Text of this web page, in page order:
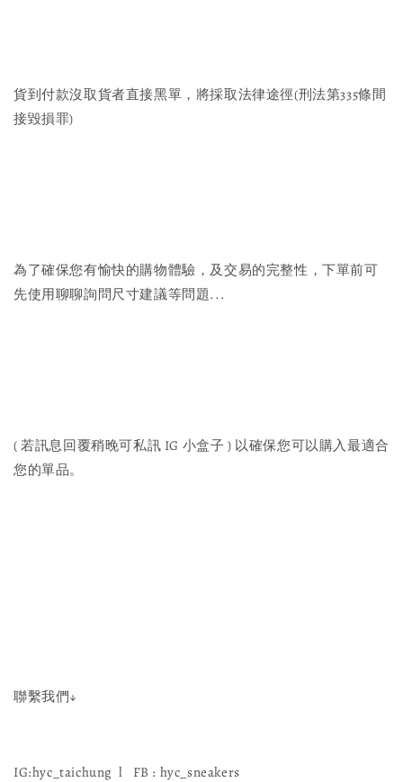
貨到付款沒取貨者直接黑單，將採取法律途徑(刑法第335條間
接毀損罪)
為了確保您有愉快的購物體驗，及交易的完整性，下單前可
先使用聊聊詢問尺寸建議等問題...
( 若訊息回覆稍晚可私訊 IG 小盒子 ) 以確保您可以購入最適合
您的單品。
聯繫我們↓
IG:hyc_taichung l FB : hyc_sneakers